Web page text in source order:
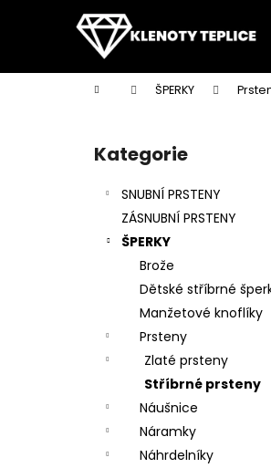
Domů ŠPERKY
Přeskočit
kategorie
Kategorie
SNUBNÍ PRSTENY
ZÁSNUBNÍ PRSTENY
ŠPERKY
Brože
Dětské stříbrné
Manžetové knoflíky
Prsteny
Zlaté prsteny
Stříbrné prsteny
Náušnice
Náramky
Náhrdelníky
í
Zpět
do
Zpět
do